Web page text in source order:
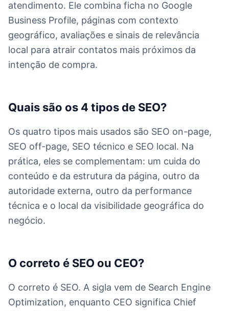
atendimento. Ele combina ficha no Google
Business Profile, páginas com contexto
geográfico, avaliações e sinais de relevância
local para atrair contatos mais próximos da
intenção de compra.
Quais são os 4 tipos de SEO?
Os quatro tipos mais usados são SEO on-page,
SEO off-page, SEO técnico e SEO local. Na
prática, eles se complementam: um cuida do
conteúdo e da estrutura da página, outro da
autoridade externa, outro da performance
técnica e o local da visibilidade geográfica do
negócio.
O correto é SEO ou CEO?
O correto é SEO. A sigla vem de Search Engine
Optimization, enquanto CEO significa Chief